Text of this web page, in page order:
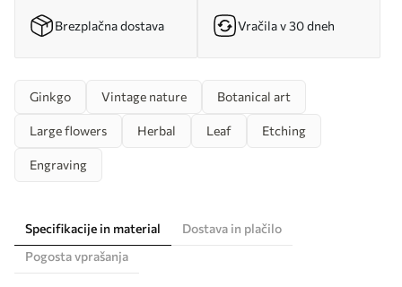
Brezplačna dostava Vračila v 30 dneh
Ginkgo Vintage nature Botanical art
Large flowers Herbal Leaf Etching
Engraving
Specifikacije in material
Dostava in plačilo
Pogosta vprašanja